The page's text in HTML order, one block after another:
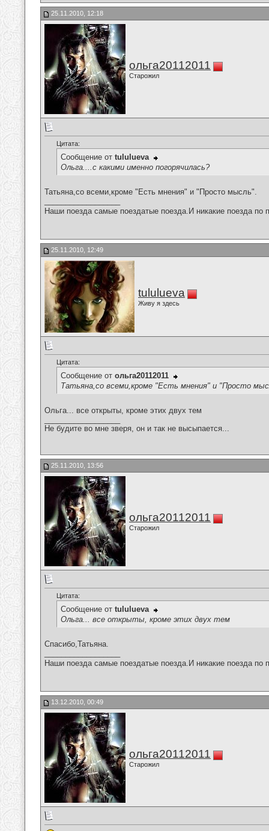
25.11.2010, 12:18
ольга20112011
Старожил
Цитата:
Сообщение от tululueva
Ольга....с какими именно погорячилась?
Татьяна,со всеми,кроме "Есть мнения" и "Просто мысль".
Наши поезда самые поездатые поезда.И никакие поезда по
25.11.2010, 12:49
tululueva
Живу я здесь
Цитата:
Сообщение от ольга20112011
Татьяна,со всеми,кроме "Есть мнения" и "Просто
Ольга... все открыты, кроме этих двух тем
Не будите во мне зверя, он и так не высыпается...
25.11.2010, 13:56
ольга20112011
Старожил
Цитата:
Сообщение от tululueva
Ольга... все открыты, кроме этих двух тем
Спасибо,Татьяна.
Наши поезда самые поездатые поезда.И никакие поезда по
13.12.2010, 00:49
ольга20112011
Старожил